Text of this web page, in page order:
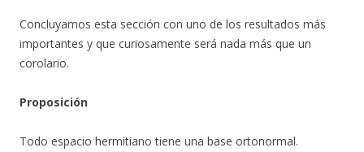
Concluyamos esta sección con uno de los resultados más
importantes y que curiosamente será nada más que un
corolario.
Proposición
Todo espacio hermitiano tiene una base ortonormal.